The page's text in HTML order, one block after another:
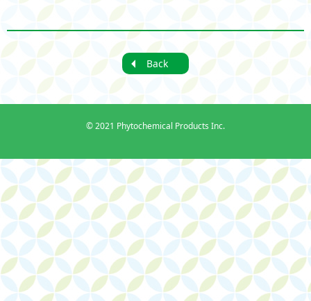
Back
©2021 Phytochemical Products Inc.